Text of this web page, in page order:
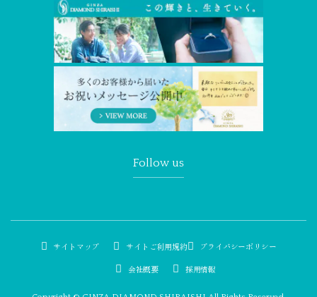
Follow us
サイトマップ サイトご利用規約 プライバシーポリシー
会社概要 採用情報